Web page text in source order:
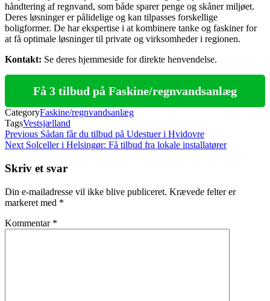
håndtering af regnvand, som både sparer penge og skåner miljøet.
Deres løsninger er pålidelige og kan tilpasses forskellige
boligformer. De har ekspertise i at kombinere tanke og faskiner for
at få optimale løsninger til private og virksomheder i regionen.
Kontakt: Se deres hjemmeside for direkte henvendelse.
Få 3 tilbud på Faskine/regnvandsanlæg
CategoryFaskine/regnvandsanlæg
TagsVestsjælland
Indlægsnavigation
Previous
Post
Previous Sådan får du tilbud på Udestuer i Hvidovre
Next
Next Solceller i Helsingør: Få tilbud fra lokale installatører
Skriv et svar
Din e-mailadresse vil ikke blive publiceret. Krævede felter er
markeret med *
Kommentar *